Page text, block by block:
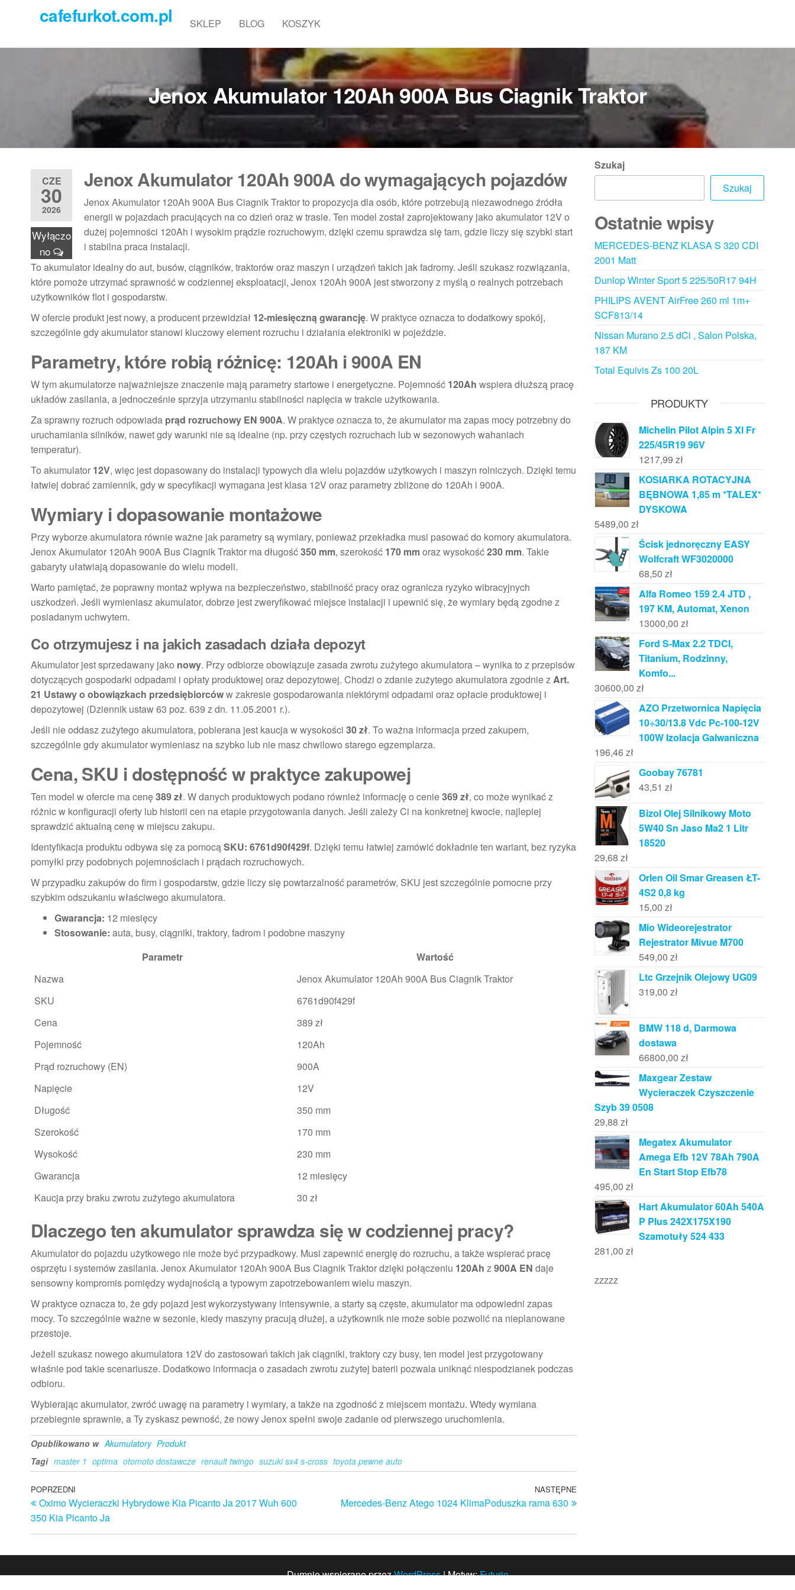
cafefurkot.com.pl SKLEP BLOG KOSZYK
Jenox Akumulator 120Ah 900A Bus Ciagnik Traktor
CZE
30
2026
Wyłączo
no
Jenox Akumulator 120Ah 900A do wymagających pojazdów
Jenox Akumulator 120Ah 900A Bus Ciagnik Traktor to propozycja dla osób, które potrzebują niezawodnego źródła
energii w pojazdach pracujących na co dzień oraz w trasie. Ten model został zaprojektowany jako akumulator 12V o
dużej pojemności 120Ah i wysokim prądzie rozruchowym, dzięki czemu sprawdza się tam, gdzie liczy się szybki start
i stabilna praca instalacji.
To akumulator idealny do aut, busów, ciągników, traktorów oraz maszyn i urządzeń takich jak fadromy. Jeśli szukasz rozwiązania,
które pomoże utrzymać sprawność w codziennej eksploatacji, Jenox 120Ah 900A jest stworzony z myślą o realnych potrzebach
użytkowników flot i gospodarstw.
W ofercie produkt jest nowy, a producent przewidział 12-miesięczną gwarancję. W praktyce oznacza to dodatkowy spokój,
szczególnie gdy akumulator stanowi kluczowy element rozruchu i działania elektroniki w pojeździe.
Parametry, które robią różnicę: 120Ah i 900A EN
W tym akumulatorze najważniejsze znaczenie mają parametry startowe i energetyczne. Pojemność 120Ah wspiera dłuższą pracę
układów zasilania, a jednocześnie sprzyja utrzymaniu stabilności napięcia w trakcie użytkowania.
Za sprawny rozruch odpowiada prąd rozruchowy EN 900A. W praktyce oznacza to, że akumulator ma zapas mocy potrzebny do
uruchamiania silników, nawet gdy warunki nie są idealne (np. przy częstych rozruchach lub w sezonowych wahaniach
temperatur).
To akumulator 12V, więc jest dopasowany do instalacji typowych dla wielu pojazdów użytkowych i maszyn rolniczych. Dzięki temu
łatwiej dobrać zamiennik, gdy w specyfikacji wymagana jest klasa 12V oraz parametry zbliżone do 120Ah i 900A.
Wymiary i dopasowanie montażowe
Przy wyborze akumulatora równie ważne jak parametry są wymiary, ponieważ przekładka musi pasować do komory akumulatora.
Jenox Akumulator 120Ah 900A Bus Ciagnik Traktor ma długość350 mm, szerokość 170 mmoraz wysokość230 mm. Takie
gabaryty ułatwiają dopasowanie do wielu modeli.
Warto pamiętać, że poprawny montaż wpływa na bezpieczeństwo, stabilność pracy oraz ogranicza ryzyko wibracyjnych
uszkodzeń. Jeśli wymieniasz akumulator, dobrze jest zweryfikować miejsce instalacji i upewnić się, że wymiary będą zgodne z
posiadanym uchwytem.
Co otrzymujesz i na jakich zasadach działa depozyt
Akumulator jest sprzedawany jako nowy. Przy odbiorze obowiązuje zasada zwrotu zużytego akumulatora – wynika to z przepisów
dotyczących gospodarki odpadami i opłaty produktowej oraz depozytowej. Chodzi o zdanie zużytego akumulatora zgodnie zArt.
21 Ustawy o obowiązkach przedsiębiorcóww zakresie gospodarowania niektórymi odpadami oraz opłacie produktowej i
depozytowej (Dziennik ustaw 63 poz. 639 z dn. 11.05.2001 r.).
Jeśli nie oddasz zużytego akumulatora, pobierana jest kaucja w wysokości 30 zł. To ważna informacja przed zakupem,
szczególnie gdy akumulator wymieniasz na szybko lub nie masz chwilowo starego egzemplarza.
Cena, SKU i dostępność w praktyce zakupowej
Ten model w ofercie ma cenę389 zł. W danych produktowych podano również informację o cenie369 zł, co może wynikać z
różnic w konfiguracji oferty lub historii cen na etapie przygotowania danych. Jeśli zależy Ci na konkretnej kwocie, najlepiej
sprawdzić aktualną cenę w miejscu zakupu.
Identyfikacja produktu odbywa się za pomocąSKU: 6761d90f429f. Dzięki temu łatwiej zamówić dokładnie ten wariant, bez ryzyka
pomyłki przy podobnych pojemnościach i prądach rozruchowych.
W przypadku zakupów do firm i gospodarstw, gdzie liczy się powtarzalność parametrów, SKU jest szczególnie pomocne przy
szybkim odszukaniu właściwego akumulatora.
Gwarancja: 12 miesięcy
Stosowanie: auta, busy, ciągniki, traktory, fadrom i podobne maszyny
Parametr
Wartość
Nazwa
Jenox Akumulator 120Ah 900A Bus Ciagnik Traktor
SKU
6761d90f429f
Cena
389 zł
Pojemność
120Ah
Prąd rozruchowy (EN)
900A
Napięcie
12V
Długość
350 mm
Szerokość
170 mm
Wysokość
230 mm
Gwarancja
12 miesięcy
Kaucja przy braku zwrotu zużytego akumulatora
30 zł
Dlaczego ten akumulator sprawdza się w codziennej pracy?
Akumulator do pojazdu użytkowego nie może być przypadkowy. Musi zapewnić energię do rozruchu, a także wspierać pracę
osprzętu i systemów zasilania. Jenox Akumulator 120Ah 900A Bus Ciagnik Traktor dzięki połączeniu 120Ah z900A EN daje
sensowny kompromis pomiędzy wydajnością a typowym zapotrzebowaniem wielu maszyn.
W praktyce oznacza to, że gdy pojazd jest wykorzystywany intensywnie, a starty są częste, akumulator ma odpowiedni zapas
mocy. To szczególnie ważne w sezonie, kiedy maszyny pracują dłużej, a użytkownik nie może sobie pozwolić na nieplanowane
przestoje.
Jeżeli szukasz nowego akumulatora 12V do zastosowań takich jak ciągniki, traktory czy busy, ten model jest przygotowany
właśnie pod takie scenariusze. Dodatkowo informacja o zasadach zwrotu zużytej baterii pozwala uniknąć niespodzianek podczas
odbioru.
Wybierając akumulator, zwróć uwagę na parametry i wymiary, a także na zgodność z miejscem montażu. Wtedy wymiana
przebiegnie sprawnie, a Ty zyskasz pewność, że nowy Jenox spełni swoje zadanie od pierwszego uruchomienia.
Opublikowano w Akumulatory Produkt
Tagi master 1 optima otomoto dostawcze renault twingo suzuki sx4 s-cross toyota pewne auto
Nawigacja
wpisu
Poprzedni
wpis
POPRZEDNI
Oximo Wycieraczki Hybrydowe Kia Picanto Ja 2017 Wuh 600
350 Kia Picanto Ja
Następny
wpis
NASTĘPNE
Mercedes-Benz Atego 1024 KlimaPoduszka rama 630
Szukaj
Szukaj
Ostatnie wpisy
MERCEDES-BENZ KLASA S 320 CDI
2001 Matt
Dunlop Winter Sport 5 225/50R17 94H
PHILIPS AVENT AirFree 260 ml 1m+
SCF813/14
Nissan Murano 2.5 dCi , Salon Polska,
187 KM
Total Equivis Zs 100 20L
PRODUKTY
Michelin Pilot Alpin 5 Xl Fr
225/45R19 96V
1217,99 zł
KOSIARKA ROTACYJNA
BĘBNOWA 1,85 m *TALEX*
DYSKOWA
5489,00 zł
Ścisk jednoręczny EASY
Wolfcraft WF3020000
68,50 zł
Alfa Romeo 159 2.4 JTD ,
197 KM, Automat, Xenon
13000,00 zł
Ford S-Max 2.2 TDCI,
Titanium, Rodzinny,
Komfo...
30600,00 zł
AZO Przetwornica Napięcia
10÷30/13.8 Vdc Pc-100-12V
100W Izolacja Galwaniczna
196,46 zł
Goobay 76781
43,51 zł
Bizol Olej Silnikowy Moto
5W40 Sn Jaso Ma2 1 Litr
18520
29,68 zł
Orlen Oil Smar Greasen ŁT-
4S2 0,8 kg
15,00 zł
Mio Wideorejestrator
Rejestrator Mivue M700
549,00 zł
Ltc Grzejnik Olejowy UG09
319,00 zł
BMW 118 d, Darmowa
dostawa
66800,00 zł
Maxgear Zestaw
Wycieraczek Czyszczenie
Szyb 39 0508
29,88 zł
Megatex Akumulator
Amega Efb 12V 78Ah 790A
En Start Stop Efb78
495,00 zł
Hart Akumulator 60Ah 540A
P Plus 242X175X190
Szamotuły 524 433
281,00 zł
zzzzz
Dumnie wspierane przezWordPress|Motyw:Futurio